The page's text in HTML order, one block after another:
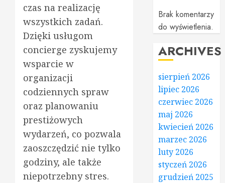
czas na realizację
wszystkich zadań.
Dzięki usługom
concierge zyskujemy
wsparcie w
organizacji
codziennych spraw
oraz planowaniu
prestiżowych
wydarzeń, co pozwala
zaoszczędzić nie tylko
godziny, ale także
niepotrzebny stres.
Brak komentarzy
do wyświetlenia.
ARCHIVES
sierpień 2026
lipiec 2026
czerwiec 2026
maj 2026
kwiecień 2026
marzec 2026
luty 2026
styczeń 2026
grudzień 2025